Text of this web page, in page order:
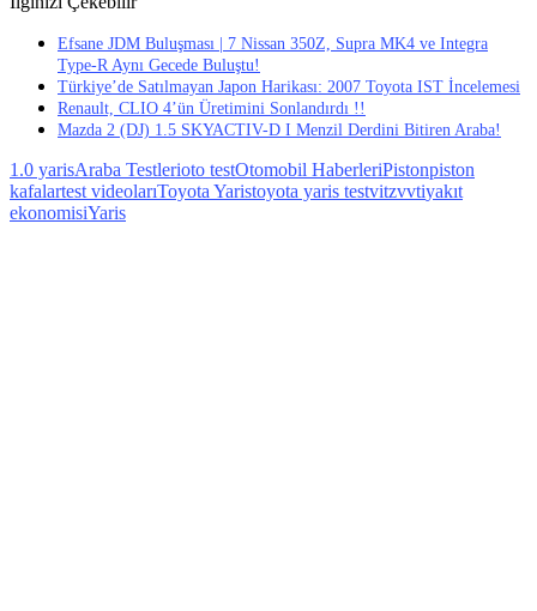
Efsane JDM Buluşması | 7 Nissan 350Z, Supra MK4 ve Integra
Type-R Aynı Gecede Buluştu!
Türkiye’de Satılmayan Japon Harikası: 2007 Toyota IST İncelemesi
Renault, CLIO 4’ün Üretimini Sonlandırdı !!
Mazda 2 (DJ) 1.5 SKYACTIV-D I Menzil Derdini Bitiren Araba!
1.0 yarisAraba Testlerioto testOtomobil HaberleriPistonpiston
kafalartest videolarıToyota Yaristoyota yaris testvitzvvtiyakıt
ekonomisiYaris